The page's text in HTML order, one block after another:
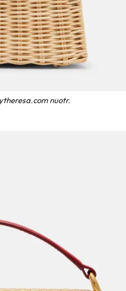
nuotr.